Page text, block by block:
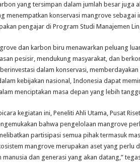
yang tersimpan dalam jumlah besar juga
menempatkan konservasi mangrove sebagai
pengajar di Program Studi Manajemen
dan karbon biru menawarkan peluang
pesisir, mendukung masyarakat, dan
dalam konservasi,
kebijakan nasional, Indonesia dapat
menciptakan masa depan yang lebih
kegiatan ini, Peneliti Ahli Utama, Pusat
bahwa pengelolaan mangrove
partisipasi semua pihak termasuk
mangrove merupakan aset yang perlu
manusia dan generasi yang akan datang,”